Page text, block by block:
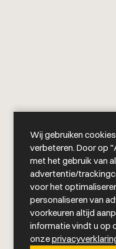
Wij gebruiken
verbeteren. Door op
met het gebruik van
advertentie/
voor het
personaliseren van
voorkeuren altijd
informatie vindt u op
onze